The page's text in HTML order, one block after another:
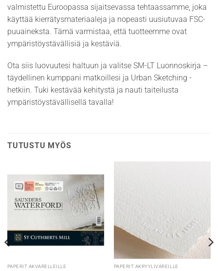
valmistettu Euroopassa sijaitsevassa tehtaassamme, joka
käyttää kierrätysmateriaaleja ja nopeasti uusiutuvaa FSC-
puuaineksta. Tämä varmistaa, että tuotteemme ovat
ympäristöystävällisiä ja kestäviä.
Ota siis luovuutesi haltuun ja valitse SM-LT Luonnoskirja –
täydellinen kumppani matkoillesi ja Urban Sketching -
hetkiin. Tuki kestävää kehitystä ja nauti taiteilusta
ympäristöystävällisellä tavalla!
TUTUSTU MYÖS
PAPERIT AKVARELLEILLE PAPERIT AKRYYLIVÄREILLE